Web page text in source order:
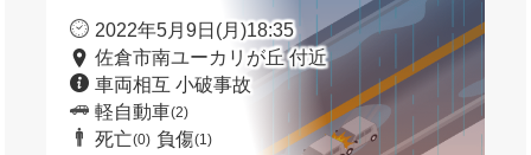
2022年5月9日(月)18:35
佐倉市南ユーカリが丘 付近
車両相互 小破事故
軽自動車(2)
死亡(0) 負傷(1)